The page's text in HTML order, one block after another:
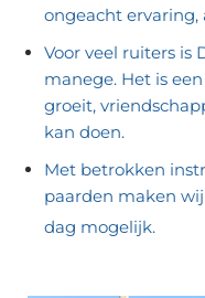
ongeacht
Voor veel ruiters is
manege. Het is
groeit,
kan doen.
Met betrokken
paarden maken
dag mogelijk.